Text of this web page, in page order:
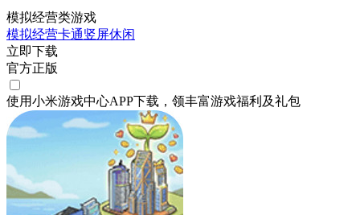
模拟经营类游戏
模拟经营卡通竖屏休闲
立即下载
官方正版
使用小米游戏中心APP下载 ，领丰富游戏福利 及礼包